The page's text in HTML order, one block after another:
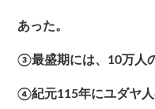
あった。
③最盛期には、10万人
④紀元115年にユダヤ人